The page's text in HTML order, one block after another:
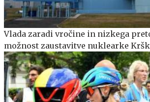
Vlada zaradi vročine in nizkega
možnost zaustavitve nuklearke